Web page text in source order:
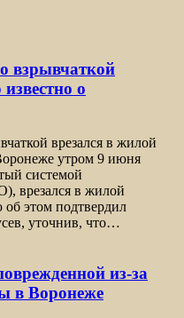
взрывчаткой
о
врезался в жилой
утром 9 июня
системой
врезался в жилой
этом подтвердил
уточнив, что…
из-за
в Воронеже